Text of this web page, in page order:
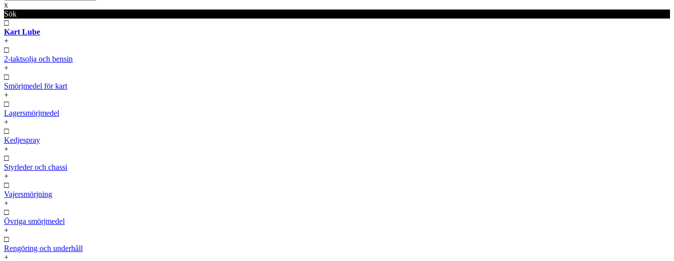
x
Sök
□
Kart Lube
+
□
2-taktsolja och bensin
+
□
Smörjmedel för kart
+
□
Lagersmörjmedel
+
□
Kedjespray
+
□
Styrleder och chassi
+
□
Vajersmörjning
+
□
Övriga smörjmedel
+
□
Rengöring och underhåll
+